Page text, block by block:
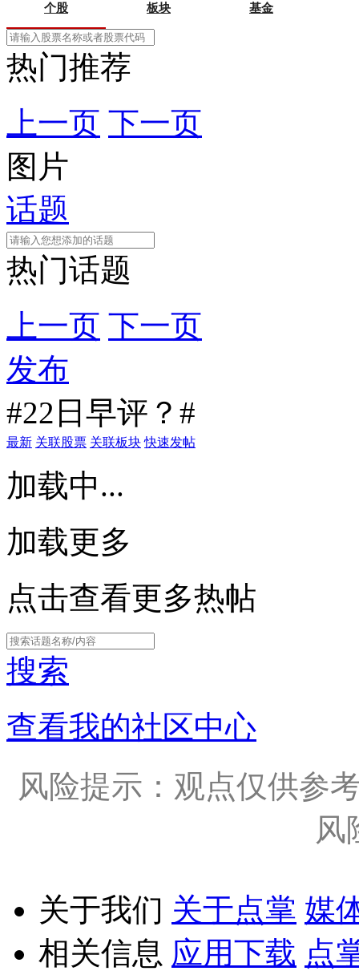
个股 板块 基金
热门推荐
上一页 下一页
图片
话题
热门话题
上一页 下一页
发布
#22日早评？#
最新 关联股票 关联板块 快速发帖
加载中...
加载更多
点击查看更多热帖
搜索
查看我的社区中心
风险提示：观点仅供参
风
关于我们 关于点掌 媒
相关信息 应用下载 点